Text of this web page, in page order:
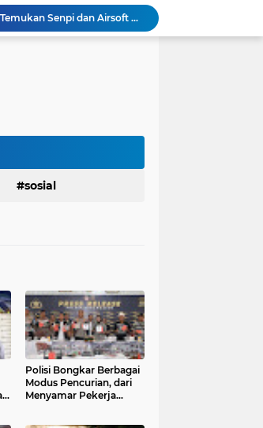
Polresta Denpasar Ungkap Kasus Narkoba, Temukan Senpi dan Airsoft Gun Saat Pengerebekan
Sebelum Diserahkan
Direnovasi
sosial
Polisi Bongkar Berbagai
Modus Pencurian, dari
Menyamar Pekerja